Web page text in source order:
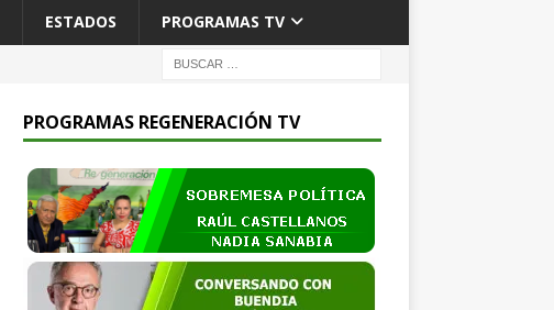
ESTADOS PROGRAMAS TV
PROGRAMAS REGENERACIÓN TV